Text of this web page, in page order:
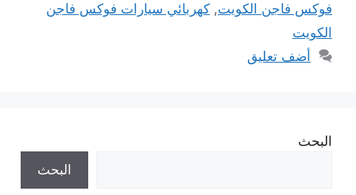
فوكس فاجن الكويت, كهربائي سيارات فوكس فاجن
الكويت
أضف تعليق
البحث
البحث